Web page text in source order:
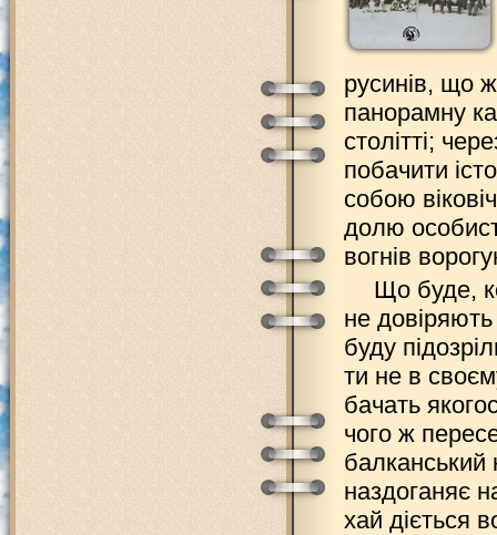
русинів, що
панорамну
столітті;
побачити
собою
долю
вогнів
Що буде,
не
буду
ти не в
бачать
чого ж
балканський
наздоганяє
хай діється